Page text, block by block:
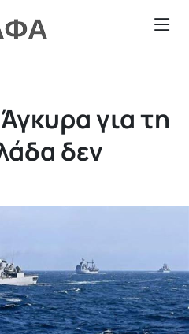
για τη
δεν